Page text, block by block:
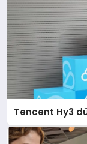
Tencent Hy3